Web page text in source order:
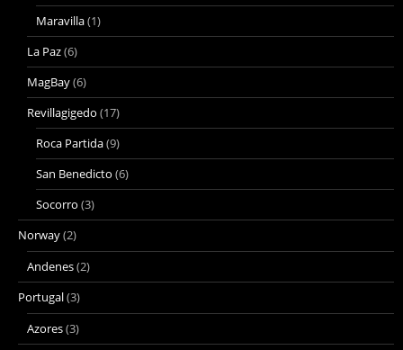
Maravilla(1)
La Paz(6)
MagBay(6)
Revillagigedo (17)
Roca Partida(9)
San Benedicto (6)
Socorro (3)
Norway(2)
Andenes(2)
Portugal(3)
Azores(3)